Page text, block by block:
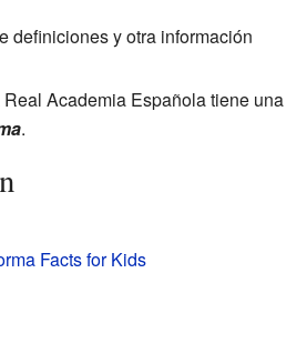
definiciones y otra información
Academia Española tiene una
.
Facts for Kids